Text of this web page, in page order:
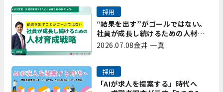
“結果を出す”がゴールではない。
社員が成長し続けるための人材育
成戦略｜プレシャスパートナーズ
採用
2026.07.08金井 一真
「AIが求人を提案する」時代へ
採用